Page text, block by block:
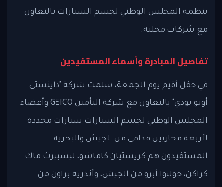
ينظمه المجلس الوطني لجسم السيارات بالتعاون
مع شركات محلية.
تفاصيل المبادرة وأسماء المستفيدين
في حفل أقيم يوم الجمعة، سلمت شركة "داينستي
أوتو بودي" بالتعاون مع شركة التأمين GEICO وأعضاء
المجلس الوطني لجسم السيارات سيارات مجددة
لأربعة محاربين قدامى من الجيش والبحرية.
المستفيدون هم كريستيان كاماشو، ليسبيرث ماك
كراكن، جوليوا أبرو من الجيش، وأندريه براون من